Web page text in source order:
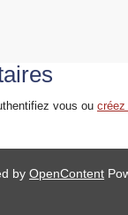
vous oucréez
byOpenContent